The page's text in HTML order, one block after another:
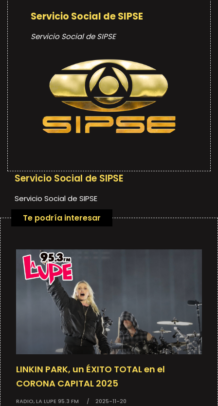
Servicio Social de SIPSE
Servicio Social de SIPSE
Servicio Social de SIPSE
Servicio Social de SIPSE
Te podría interesar
LINKIN PARK, un ÉXITO TOTAL en el
CORONA CAPITAL 2025
RADIO, LA LUPE 95.3 FM 2025-11-20